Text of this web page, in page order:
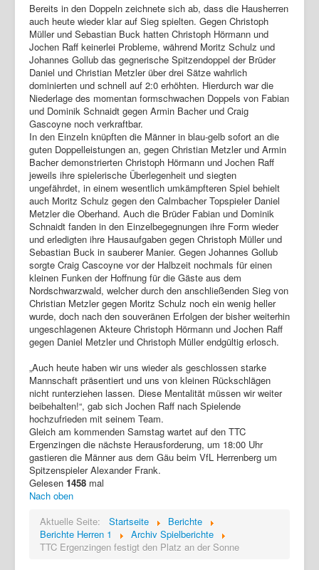
Bereits in den Doppeln zeichnete sich ab, dass die Hausherren
auch heute wieder klar auf Sieg spielten. Gegen Christoph
Müller und Sebastian Buck hatten Christoph Hörmann und
Jochen Raff keinerlei Probleme, während Moritz Schulz und
Johannes Gollub das gegnerische Spitzendoppel der Brüder
Daniel und Christian Metzler über drei Sätze wahrlich
dominierten und schnell auf 2:0 erhöhten. Hierdurch war die
Niederlage des momentan formschwachen Doppels von Fabian
und Dominik Schnaidt gegen Armin Bacher und Craig
Gascoyne noch verkraftbar.
In den Einzeln knüpften die Männer in blau-gelb sofort an die
guten Doppelleistungen an, gegen Christian Metzler und Armin
Bacher demonstrierten Christoph Hörmann und Jochen Raff
jeweils ihre spielerische Überlegenheit und siegten
ungefährdet, in einem wesentlich umkämpfteren Spiel behielt
auch Moritz Schulz gegen den Calmbacher Topspieler Daniel
Metzler die Oberhand. Auch die Brüder Fabian und Dominik
Schnaidt fanden in den Einzelbegegnungen ihre Form wieder
und erledigten ihre Hausaufgaben gegen Christoph Müller und
Sebastian Buck in sauberer Manier. Gegen Johannes Gollub
sorgte Craig Cascoyne vor der Halbzeit nochmals für einen
kleinen Funken der Hoffnung für die Gäste aus dem
Nordschwarzwald, welcher durch den anschließenden Sieg von
Christian Metzler gegen Moritz Schulz noch ein wenig heller
wurde, doch nach den souveränen Erfolgen der bisher weiterhin
ungeschlagenen Akteure Christoph Hörmann und Jochen Raff
gegen Daniel Metzler und Christoph Müller endgültig erlosch.
„Auch heute haben wir uns wieder als geschlossen starke
Mannschaft präsentiert und uns von kleinen Rückschlägen
nicht runterziehen lassen. Diese Mentalität müssen wir weiter
beibehalten!“, gab sich Jochen Raff nach Spielende
hochzufrieden mit seinem Team.
Gleich am kommenden Samstag wartet auf den TTC
Ergenzingen die nächste Herausforderung, um 18:00 Uhr
gastieren die Männer aus dem Gäu beim VfL Herrenberg um
Spitzenspieler Alexander Frank.
Gelesen 1458 mal
Nach oben
Aktuelle Seite:
Startseite
Berichte
Berichte Herren 1
Archiv Spielberichte
TTC Ergenzingen festigt den Platz an der Sonne